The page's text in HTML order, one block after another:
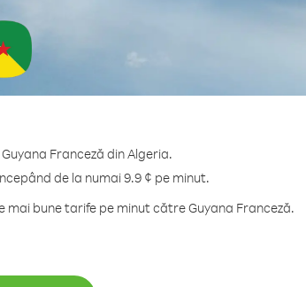
Franceză din Algeria.
de la numai 9.9 ¢ pe minut.
bune tarife pe minut către Guyana Franceză.